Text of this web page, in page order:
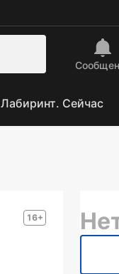
Лабиринт. Сейчас
16+